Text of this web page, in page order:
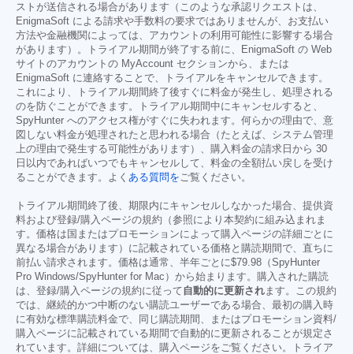
ストが送信される場合があります（このような承認リクエストは、
EnigmaSoft による請求や手数料の要求ではありませんが、お支払い
方法や金融機関によっては、アカウントの利用可能性に影響する場合
があります）。トライアル期間が終了する前に、EnigmaSoft の Web
サイトのアカウントの MyAccount セクションから、または
EnigmaSoft に連絡することで、トライアルをキャンセルできます。
これにより、トライアル期間終了後すぐに料金が発生し、処理される
のを防ぐことができます。トライアル期間中にキャンセルすると、
SpyHunter へのアクセス権がすぐに失われます。何らかの理由で、意
図しない料金が処理されたと思われる場合（たとえば、システム管理
上の理由で発生する可能性があります）、購入料金の請求日から 30
日以内であればいつでもキャンセルして、料金の全額払い戻しを受け
ることができます。よく ある質問を ご覧ください。
トライアル期間終了後、期限内にキャンセルしなかった場合、提供資
料および登録/購入ページの規約（参照により本契約に組み込まれま
す。価格は国またはプロモーションによって購入ページの詳細ごとに
異なる場合があります）に記載されている価格と購読期間で、直ちに
前払い請求されます。価格は通常、半年ごとに$79.98 （SpyHunter
Pro Windows/SpyHunter for Mac）から始まります。購入された購読
は、登録/購入ページの規約に従って自動的に更新され ます。この規約
では、継続的かつ中断のない購読ユーザーである場合、最初の購入時
に有効な標準購読料金で、同じ購読期間、またはプロモーション資料/
購入ページに記載されている期間で自動的に更新されることが規定さ
れています。詳細については、購入ページをご覧ください。トライア